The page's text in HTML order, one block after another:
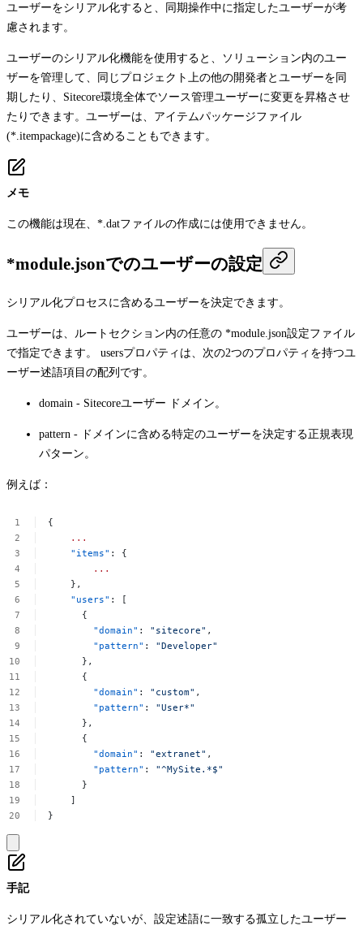
ユーザーをシリアル化すると、同期操作中に指定したユーザーが考
慮されます。
ユーザーのシリアル化機能を使用すると、ソリューション内のユー
ザーを管理して、同じプロジェクト上の他の開発者とユーザーを同
期したり、Sitecore環境全体でソース管理ユーザーに変更を昇格させ
たりできます。ユーザーは、アイテムパッケージファイル
(*.itempackage)に含めることもできます。
メモ
この機能は現在、 *.datファイルの作成には使用できません。
*module.jsonでのユーザーの設定
シリアル化プロセスに含めるユーザーを決定できます。
ユーザーは、ルートセクション内の任意の *module.json設定ファイル
で指定できます。 usersプロパティは、次の2つのプロパティを持つユ
ーザー述語項目の配列です。
domain - Sitecoreユーザー ドメイン。
pattern - ドメインに含める特定のユーザーを決定する正規表現
パターン。
例えば：
{
...
"items" :
{
...
},
"users" :
[
{
"domain" : "sitecore" ,
"pattern" :
"Developer"
},
{
"domain" : "custom" ,
"pattern" :
"User*"
},
{
"domain" : "extranet" ,
"pattern" :
"^MySite.*$"
}
]
}
手記
シリアル化されていないが、設定述語に一致する孤立したユーザー